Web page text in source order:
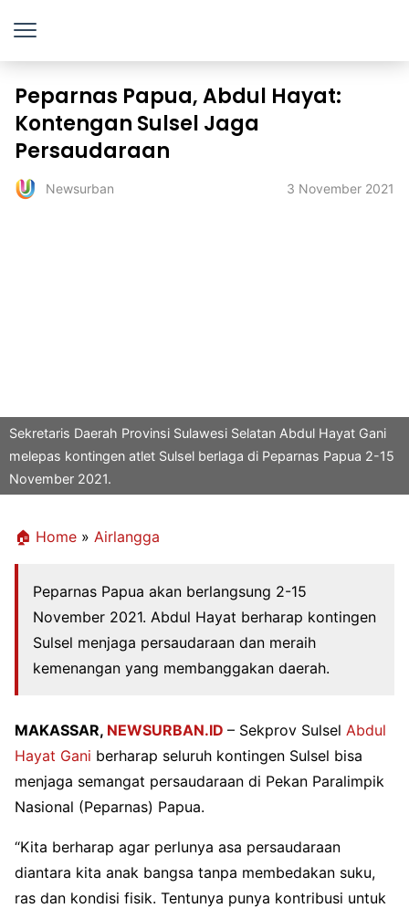
Peparnas Papua, Abdul Hayat:
Kontengan Sulsel Jaga
Persaudaraan
Newsurban 3 November 2021
Sekretaris Daerah Provinsi Sulawesi Selatan Abdul Hayat Gani
melepas kontingen atlet Sulsel berlaga di Peparnas Papua 2-15
November 2021.
🏠 Home » Airlangga
Peparnas Papua akan berlangsung 2-15
November 2021. Abdul Hayat berharap kontingen
Sulsel menjaga persaudaraan dan meraih
kemenangan yang membanggakan daerah.
MAKASSAR, NEWSURBAN.ID – Sekprov Sulsel Abdul
Hayat Gani berharap seluruh kontingen Sulsel bisa
menjaga semangat persaudaraan di Pekan Paralimpik
Nasional (Peparnas) Papua.
“Kita berharap agar perlunya asa persaudaraan
diantara kita anak bangsa tanpa membedakan suku,
ras dan kondisi fisik. Tentunya punya kontribusi untuk